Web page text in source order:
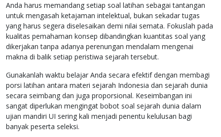
Anda harus memandang setiap soal latihan sebagai tantangan
untuk mengasah ketajaman intelektual, bukan sekadar tugas
yang harus segera diselesaikan demi nilai semata. Fokuslah pada
kualitas pemahaman konsep dibandingkan kuantitas soal yang
dikerjakan tanpa adanya perenungan mendalam mengenai
makna di balik setiap peristiwa sejarah tersebut.
Gunakanlah waktu belajar Anda secara efektif dengan membagi
porsi latihan antara materi sejarah Indonesia dan sejarah dunia
secara seimbang dan juga proporsional. Keseimbangan ini
sangat diperlukan mengingat bobot soal sejarah dunia dalam
ujian mandiri UI sering kali menjadi penentu kelulusan bagi
banyak peserta seleksi.